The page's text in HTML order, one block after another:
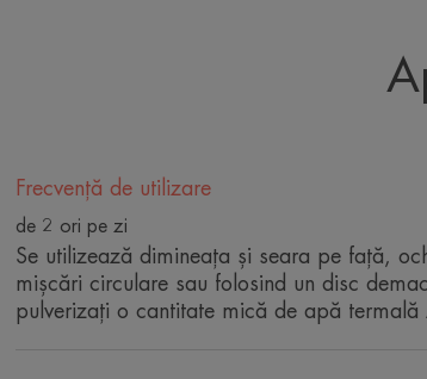
Frecvență de utilizare
de 2 ori pe zi
Se utilizează dimineața și seara pe față,
mișcări circulare sau folosind un disc
pulverizați o cantitate mică de apă